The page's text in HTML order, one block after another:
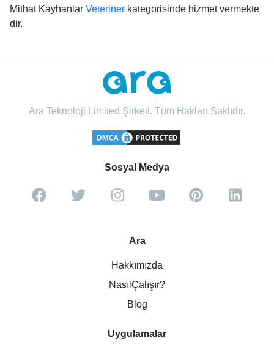
Mithat Kayhanlar Veteriner kategorisinde hizmet vermekte
dir.
Ara Teknoloji Limited Şirketi. Tüm Hakları Saklıdır.
Sosyal Medya
Ara
Hakkımızda
NasılÇalışır?
Blog
Uygulamalar